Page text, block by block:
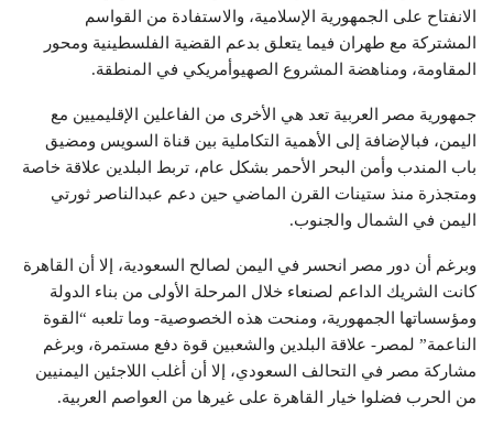
الانفتاح على الجمهورية الإسلامية، والاستفادة من القواسم
المشتركة مع طهران فيما يتعلق بدعم القضية الفلسطينية ومحور
المقاومة، ومناهضة المشروع الصهيوأمريكي في المنطقة.
جمهورية مصر العربية تعد هي الأخرى من الفاعلين الإقليميين مع
اليمن، فبالإضافة إلى الأهمية التكاملية بين قناة السويس ومضيق
باب المندب وأمن البحر الأحمر بشكل عام، تربط البلدين علاقة خاصة
ومتجذرة منذ ستينات القرن الماضي حين دعم عبدالناصر ثورتي
اليمن في الشمال والجنوب.
وبرغم أن دور مصر انحسر في اليمن لصالح السعودية، إلا أن القاهرة
كانت الشريك الداعم لصنعاء خلال المرحلة الأولى من بناء الدولة
ومؤسساتها الجمهورية، ومنحت هذه الخصوصية- وما تلعبه “القوة
الناعمة” لمصر- علاقة البلدين والشعبين قوة دفع مستمرة، وبرغم
مشاركة مصر في التحالف السعودي، إلا أن أغلب اللاجئين اليمنيين
من الحرب فضلوا خيار القاهرة على غيرها من العواصم العربية.